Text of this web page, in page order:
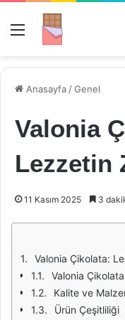
Menü
Anasayfa /Genel
Valonia
Lezzetin
11 Kasım 2025 3
Valonia Çikolata:
Valonia
Kalite ve
Ürün Çeşitliliği